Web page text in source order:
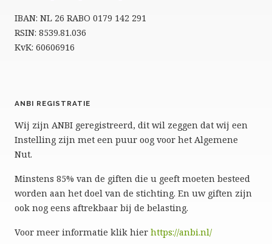
IBAN: NL 26 RABO 0179 142 291
RSIN: 8539.81.036
KvK: 60606916
ANBI REGISTRATIE
Wij zijn ANBI geregistreerd, dit wil zeggen dat wij een
Instelling zijn met een puur oog voor het Algemene
Nut.
Minstens 85% van de giften die u geeft moeten besteed
worden aan het doel van de stichting. En uw giften zijn
ook nog eens aftrekbaar bij de belasting.
Voor meer informatie klik hier https://anbi.nl/